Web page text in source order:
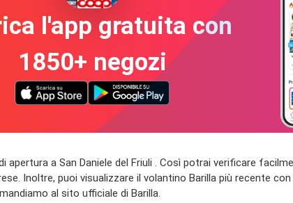
l'app gratuita con
1850+ negozi
apertura a San Daniele del Friuli . Così potrai verificare
Inoltre, puoi visualizzare il volantino Barilla più recente
al sito ufficiale di Barilla.